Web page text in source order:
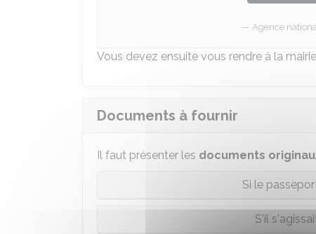
Agence
Vous devez ensuite vous rendre à la
Documents à fournir
Il faut présenter les documents
Si le
S'il